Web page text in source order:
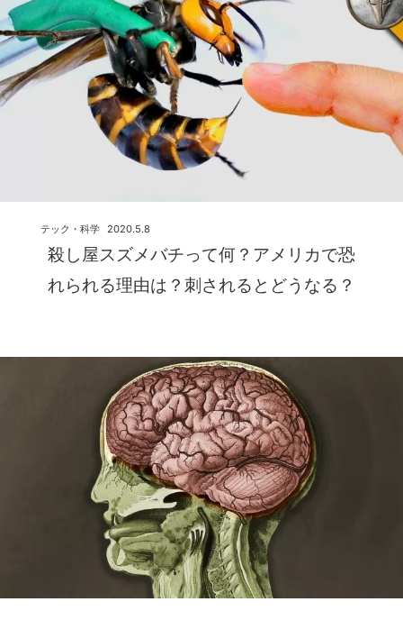
殺し屋スズメバチって何？アメリカで恐
れられる理由は？刺されるとどうなる？
2020.5.8
テック・科学